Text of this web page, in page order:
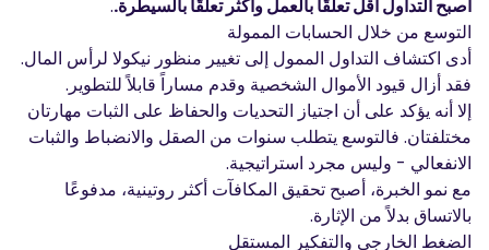
أصبح التداول أقل تعلقًا بالعمل وأكثر تعلقًا بالسيطرة..
التوسع من خلال الحسابات الممولة
أدى اكتشاف التداول الممول إلى تغيير منظور نيكولا لرأس المال.
فقد أزال قيود الأموال الشخصية وقدم مساراً قابلاً للتطوير.
إلا أنه يؤكد على أن اجتياز التحديات والحفاظ على الثبات مهارتان
مختلفتان. فالتوسع يتطلب سنوات من الصقل والانضباط والثبات
الانفعالي - وليس مجرد استراتيجية.
مع نمو الخبرة، أصبح تحقيق المكافآت أكثر روتينية، مدفوعًا
بالاتساق بدلاً من الإثارة.
الضغط الخارجي والتفكير المستقل